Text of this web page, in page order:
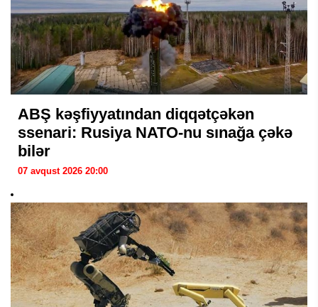
ABŞ kəşfiyyatından diqqətçəkən
ssenari: Rusiya NATO-nu sınağa çəkə
bilər
07 avqust 2026 20:00